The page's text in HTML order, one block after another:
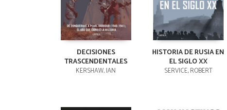
DECISIONES
TRASCENDENTALES
KERSHAW, IAN
HISTORIA DE RUSIA EN
EL SIGLO XX
SERVICE, ROBERT